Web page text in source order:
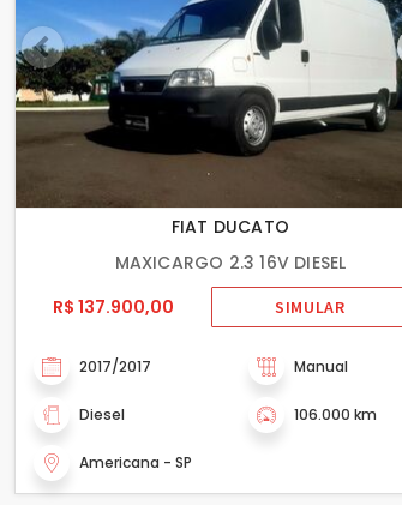
FIAT DUCATO
MAXICARGO 2.3 16V DIESEL
R$ 137.900,00
SIMULAR
2017/2017 Manual
Diesel 106.000 km
Americana - SP